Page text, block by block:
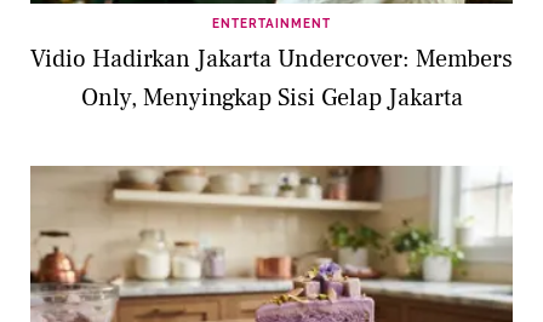
ENTERTAINMENT
Vidio Hadirkan Jakarta Undercover: Members
Only, Menyingkap Sisi Gelap Jakarta